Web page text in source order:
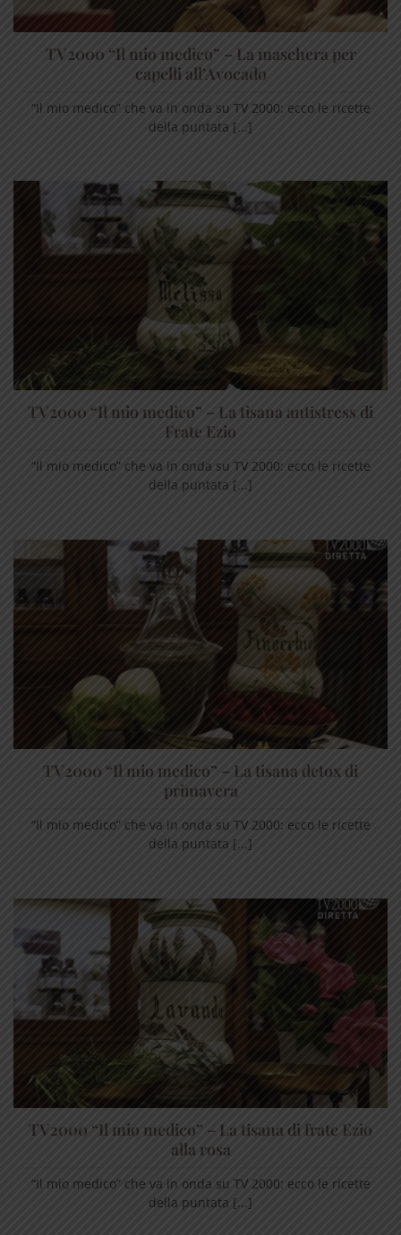
TV2000 “Il mio medico” – La maschera per
capelli all’Avocado
“Il mio medico” che va in onda su TV 2000: ecco le ricette
della puntata [...]
TV2000 “Il mio medico” – La tisana antistress di
Frate Ezio
“Il mio medico” che va in onda su TV 2000: ecco le ricette
della puntata [...]
TV2000 “Il mio medico” – La tisana detox di
primavera
“Il mio medico” che va in onda su TV 2000: ecco le ricette
della puntata [...]
TV2000 “Il mio medico” – La tisana di frate Ezio
alla rosa
“Il mio medico” che va in onda su TV 2000: ecco le ricette
della puntata [...]